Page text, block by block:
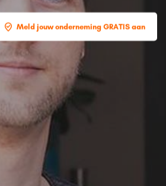
Meld jouw onderneming GRATIS aan